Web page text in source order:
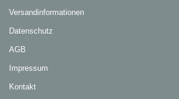
Versandinformationen
Datenschutz
AGB
Impressum
Kontakt